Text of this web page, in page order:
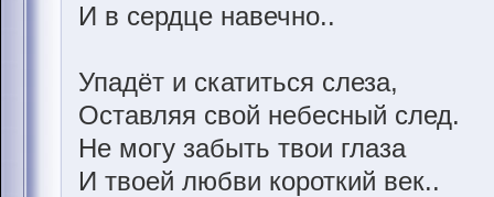
И в сердце навечно..
Упадёт и скатиться слеза,
Оставляя свой небесный след.
Не могу забыть твои глаза
И твоей любви короткий век..